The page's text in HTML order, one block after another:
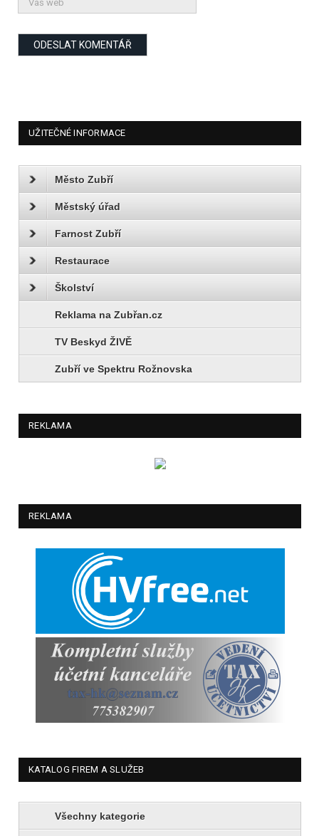
UŽITEČNÉ INFORMACE
Město Zubří
Městský úřad
Farnost Zubří
Restaurace
Školství
Reklama na Zubřan.cz
TV Beskyd ŽIVĚ
Zubří ve Spektru Rožnovska
REKLAMA
REKLAMA
KATALOG FIREM A SLUŽEB
Všechny kategorie